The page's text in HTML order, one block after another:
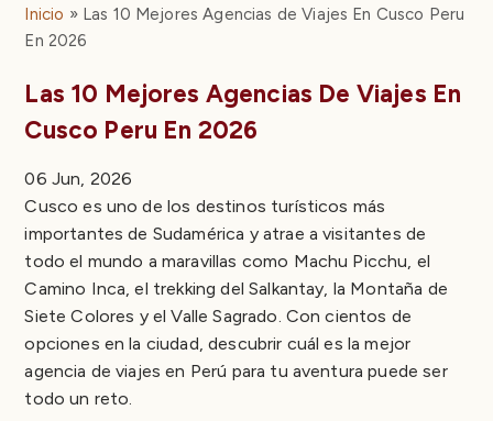
Inicio
Las 10 Mejores Agencias de Viajes En Cusco Peru
En 2026
Las 10 Mejores Agencias De Viajes En
Cusco Peru En 2026
06 Jun, 2026
Cusco es uno de los destinos turísticos más
importantes de Sudamérica y atrae a visitantes de
todo el mundo a maravillas como Machu Picchu, el
Camino Inca, el trekking del Salkantay, la Montaña de
Siete Colores y el Valle Sagrado. Con cientos de
opciones en la ciudad, descubrir cuál es la mejor
agencia de viajes en Perú para tu aventura puede ser
todo un reto.
Experiencia en Machu Picchu y Trekking
Los 10 mejores operadores turísticos directos en
Cusco y Perú
1. Qoricancha Expeditions
2. Machu Travel Peru
4. Alpaca Expeditions
5. Champions Peru Travel
6. G Adventures
7. SAM Travel Peru
8. AB Expeditions
9. Llama Path
10. TreXperience
Qué tours puedes reservar con estas agencias
Caminatas por el Camino Inca